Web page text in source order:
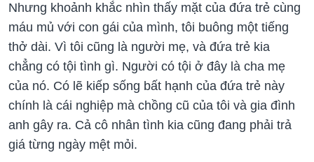
Nhưng khoảnh khắc nhìn thấy mặt của đứa trẻ cùng
máu mủ với con gái của mình, tôi buông một tiếng
thở dài. Vì tôi cũng là người mẹ, và đứa trẻ kia
chẳng có tội tình gì. Người có tội ở đây là cha mẹ
của nó. Có lẽ kiếp sống bất hạnh của đứa trẻ này
chính là cái nghiệp mà chồng cũ của tôi và gia đình
anh gây ra. Cả cô nhân tình kia cũng đang phải trả
giá từng ngày mệt mỏi.